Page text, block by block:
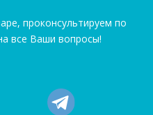
проконсультируем по
все Ваши вопросы!